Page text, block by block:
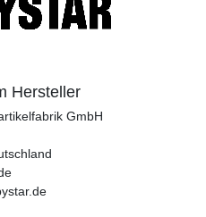
Hersteller
GmbH